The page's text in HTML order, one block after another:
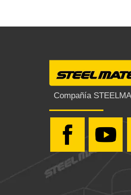
Compañía